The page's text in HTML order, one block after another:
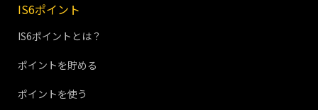
IS6ポイント
IS6ポイントとは？
ポイントを貯める
ポイントを使う